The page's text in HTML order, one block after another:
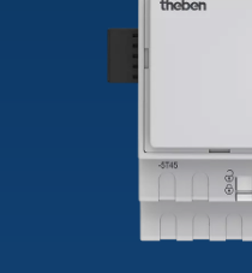
Czujniki
Oprawy LED
Rozwiązania
Nowości
Portal BIM